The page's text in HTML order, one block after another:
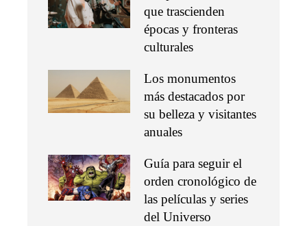
que trascienden
épocas y fronteras
culturales
Los monumentos
más destacados por
su belleza y visitantes
anuales
Guía para seguir el
orden cronológico de
las películas y series
del Universo